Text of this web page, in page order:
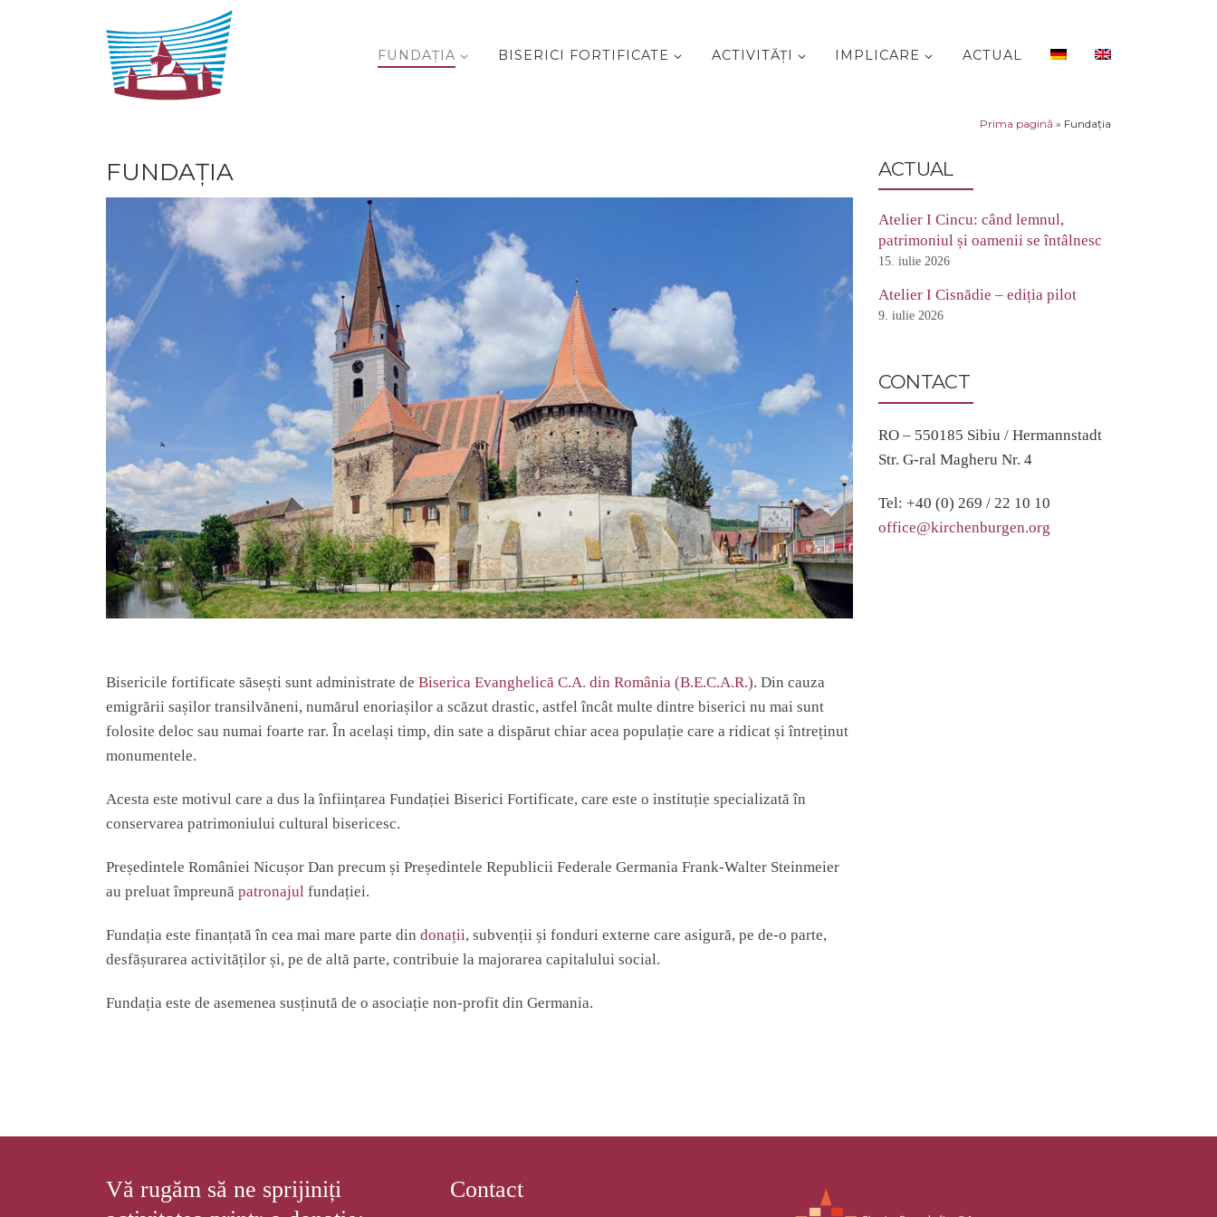
Sari la conținut
FUNDAŢIA BISERICI FORTIFICATE ACTIVITĂŢI IMPLICARE ACTUAL
Prima pagină » Fundaţia
FUNDAŢIA
Bisericile fortificate săsești sunt administrate de Biserica Evanghelică C.A. din România (B.E.C.A.R.). Din cauza
emigrării sașilor transilvăneni, numărul enoriașilor a scăzut drastic, astfel încât multe dintre biserici nu mai sunt
folosite deloc sau numai foarte rar. În același timp, din sate a dispărut chiar acea populație care a ridicat și întreținut
monumentele.
Acesta este motivul care a dus la înființarea Fundației Biserici Fortificate, care este o instituție specializată în
conservarea patrimoniului cultural bisericesc.
Președintele României Nicușor Dan precum și Președintele Republicii Federale Germania Frank-Walter Steinmeier
au preluat împreună patronajul fundației.
Fundația este finanțată în cea mai mare parte din donații, subvenții și fonduri externe care asigură, pe de-o parte,
desfășurarea activităților și, pe de altă parte, contribuie la majorarea capitalului social.
Fundația este de asemenea susținută de o asociație non-profit din Germania.
ACTUAL
Atelier I Cincu: când lemnul,
patrimoniul și oamenii se întâlnesc
15. iulie 2026
Atelier I Cisnădie – ediția pilot
9. iulie 2026
CONTACT
RO – 550185 Sibiu / Hermannstadt
Str. G-ral Magheru Nr. 4
Tel: +40 (0) 269 / 22 10 10
office@kirchenburgen.org
Vă rugăm să ne sprijiniți
Contact